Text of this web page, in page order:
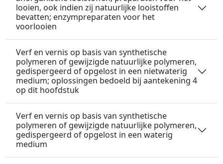
looien, ook indien zij natuurlijke looistoffen
bevatten; enzympreparaten voor het
voorlooien
Verf en vernis op basis van synthetische
polymeren of gewijzigde natuurlijke polymeren,
gedispergeerd of opgelost in een nietwaterig
medium; oplossingen bedoeld bij aantekening 4
op dit hoofdstuk
Verf en vernis op basis van synthetische
polymeren of gewijzigde natuurlijke polymeren,
gedispergeerd of opgelost in een waterig
medium